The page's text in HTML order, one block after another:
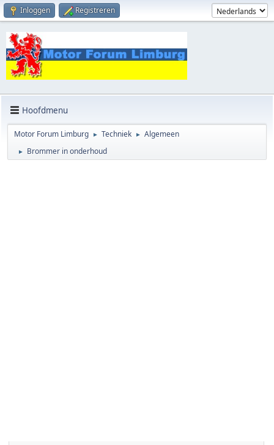
Inloggen Registreren
Hoofdmenu
Motor Forum Limburg ► Techniek ► Algemeen
► Brommer in onderhoud